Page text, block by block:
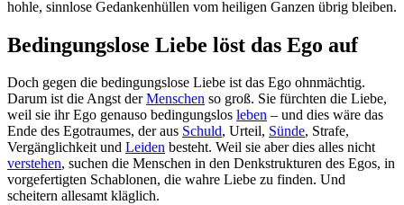
hohle, sinnlose Gedankenhüllen vom heiligen Ganzen übrig bleiben.
Bedingungslose Liebe löst das Ego auf
Doch gegen die bedingungslose Liebe ist das Ego ohnmächtig.
Darum ist die Angst derMenschen so groß. Sie fürchten die Liebe,
weil sie ihr Ego genauso bedingungslos leben – und dies wäre das
Ende des Egotraumes, der aus Schuld, Urteil, Sünde, Strafe,
Vergänglichkeit und Leiden besteht. Weil sie aber dies alles nicht
verstehen, suchen die Menschen in den Denkstrukturen des Egos, in
vorgefertigten Schablonen, die wahre Liebe zu finden. Und
scheitern allesamt kläglich.